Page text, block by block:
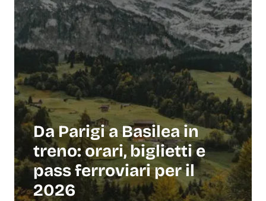
Da Parigi a Basilea in
treno: orari, biglietti e
pass ferroviari per il
2026